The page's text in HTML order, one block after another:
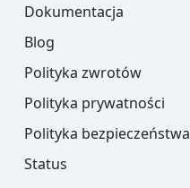
Dokumentacja
Blog
Polityka zwrotów
Polityka prywatności
Polityka bezpieczeństwa
Status